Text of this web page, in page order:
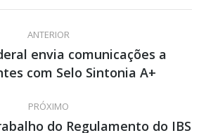
ANTERIOR
Post
anterior:
envia comunicações a
com Selo Sintonia A+
PRÓXIMO
do Regulamento do IBS